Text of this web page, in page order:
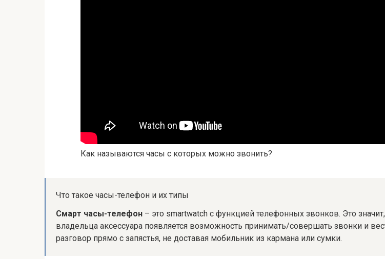
Как называются часы с которых можно звонить?
Что такое часы-телефон и их типы
Смарт часы-телефон – это smartwatch с функцией телефонных звонков. Это
владельца аксессуара появляется возможность принимать/совершать звонки и
разговор прямо с запястья, не доставая мобильник из кармана или сумки.